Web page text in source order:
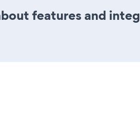
features and